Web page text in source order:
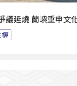
議延燒 蘭嶼重申文